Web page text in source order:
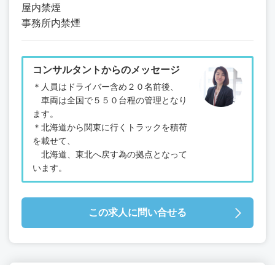
屋内禁煙
事務所内禁煙
コンサルタントからのメッセージ
＊人員はドライバー含め２０名前後、
車両は全国で５５０台程の管理となり
ます。
＊北海道から関東に行くトラックを積荷
を載せて、
北海道、東北へ戻す為の拠点となって
います。
この求人に問い合せる